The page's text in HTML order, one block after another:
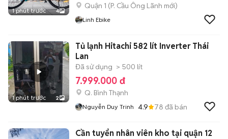
1 phút trước 4
Quận 1 (P. Cầu Ông Lãnh mới)
Linh Ebike
1 phút trước 2
Tủ lạnh Hitachi 582 lít Inverter Thái
Lan
Đã sử dụng > 500 lít
7.999.000 đ
Q. Bình Thạnh
Nguyễn Duy Trinh 4.9 78 đã bán
Cần tuyển nhân viên kho tại quận 12